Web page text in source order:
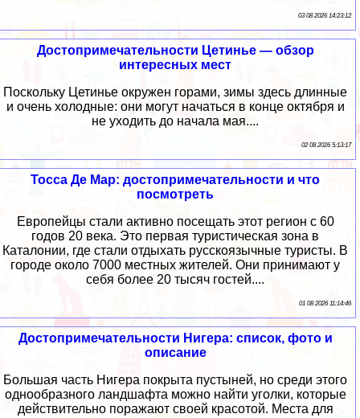
03 08 2026 14:23:12
Достопримечательности Цетинье — обзор
интересных мест
Поскольку Цетинье окружен горами, зимы здесь длинные
и очень холодные: они могут начаться в конце октября и
не уходить до начала мая....
02 08 2026 5:13:17
Тосса Де Мар: достопримечательности и что
посмотреть
Европейцы стали активно посещать этот регион с 60
годов 20 века. Это первая туристическая зона в
Каталонии, где стали отдыхать русскоязычные туристы. В
городе около 7000 местных жителей. Они принимают у
себя более 20 тысяч гостей....
01 08 2026 11:14:46
Достопримечательности Нигера: список, фото и
описание
Большая часть Нигера покрыта пустыней, но среди этого
однообразного ландшафта можно найти уголки, которые
действительно поражают своей красотой. Места для